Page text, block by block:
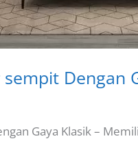
Dengan
Gaya Klasik –